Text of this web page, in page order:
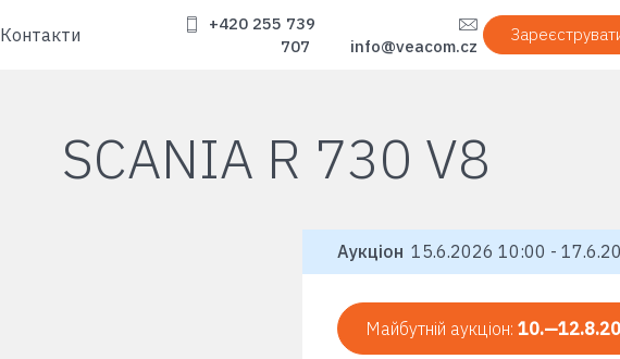
Контакти
+420 255 739
707
info@veacom.cz
SCANIA R 730 V8
Аукціон 15.6.2026 10:00 -
Майбутній аукціон: